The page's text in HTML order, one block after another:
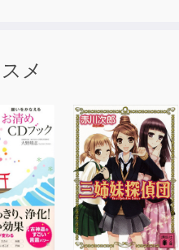
メ